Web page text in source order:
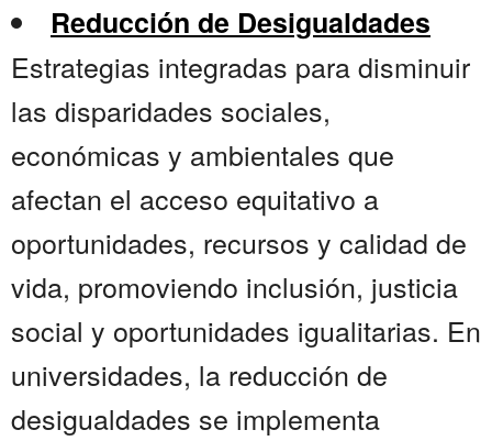
Reducción de Desigualdades
Estrategias integradas para disminuir
las disparidades sociales,
económicas y ambientales que
afectan el acceso equitativo a
oportunidades, recursos y calidad de
vida, promoviendo inclusión, justicia
social y oportunidades igualitarias. En
universidades, la reducción de
desigualdades se implementa